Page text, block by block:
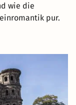
wie die
pur.